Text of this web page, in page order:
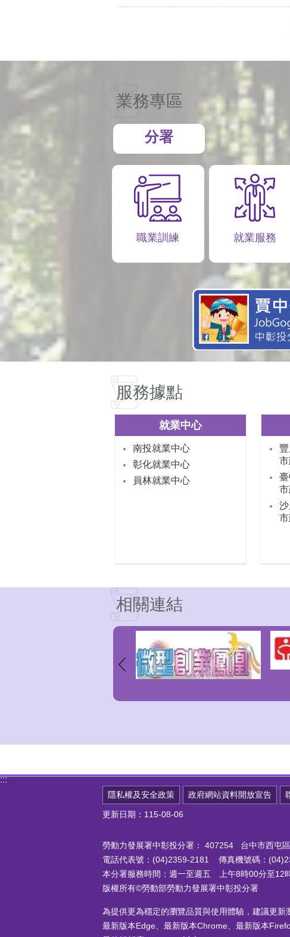
業務專區
分署
職業訓練 就業服務
服務據點
就業中心
南投就業中心
彰化就業中心
員林就業中心
相關連結
:::
隱私權及安全政策 政府網站資料開放宣告
更新日期：115-08-06
勞動力發展署中彰投分署： 407254 台中市西屯
電話代表號：(04)2359-2181 傳真機號碼：
本分署服務時間：週一至週五 上午8時00分至12
版權所有©勞動部勞動力發展署中彰投分署
為提供更為穩定的瀏覽品質與使用體驗，建議更新
最新版本Edge、最新版本Chrome、最新版本